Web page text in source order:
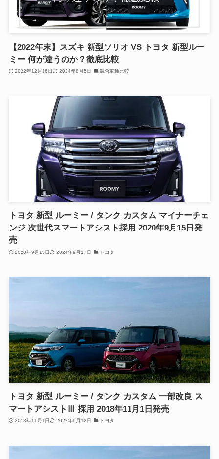
【2022年末】スズキ 新型ソリオ VS トヨタ 新型ルー
ミー 何が違うのか？徹底比較
2022年12月16日 2024年8月5日 競合車種比較
トヨタ 新型 ルーミー / タンク カスタム マイナーチェ
ンジ 次世代スマートアシスト採用 2020年9月15日発
売
2020年9月15日 2024年9月17日 トヨタ
トヨタ 新型 ルーミー / タンク カスタム 一部改良 ス
マートアシストⅢ 採用 2018年11月1日発売
2018年11月1日 2022年9月12日 トヨタ